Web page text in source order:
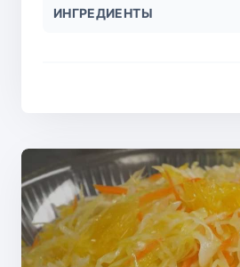
ИНГРЕДИЕНТЫ